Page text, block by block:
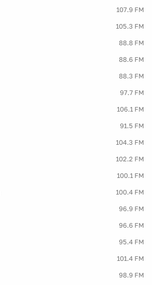
107.9 FM
105.3 FM
88.8 FM
88.6 FM
88.3 FM
97.7 FM
106.1 FM
91.5 FM
104.3 FM
102.2 FM
100.1 FM
100.4 FM
96.9 FM
96.6 FM
95.4 FM
101.4 FM
98.9 FM